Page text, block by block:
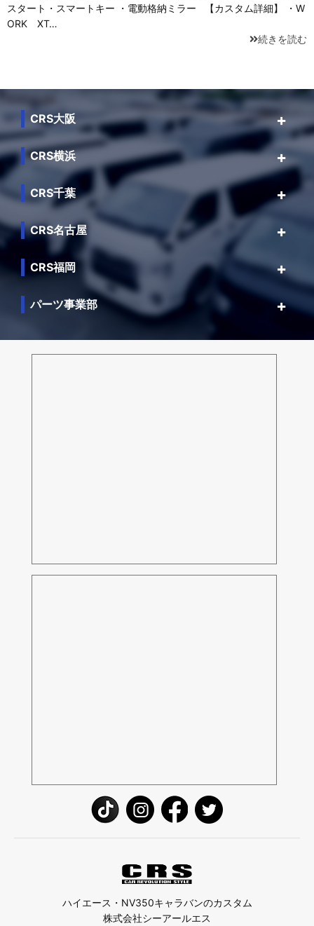
スタート・スマートキー ・電動格納ミラー 【カスタム詳細】 ・W
ORK XT…
続きを読む
CRS大阪
CRS横浜
CRS千葉
CRS名古屋
CRS福岡
パーツ事業部
ハイエース・NV350キャラバンのカスタム
株式会社シーアールエス